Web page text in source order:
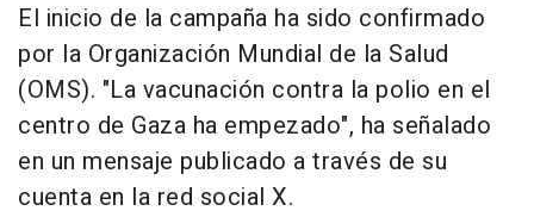
El inicio de la campaña ha sido confirmado
por la Organización Mundial de la Salud
(OMS). "La vacunación contra la polio en el
centro de Gaza ha empezado", ha señalado
en un mensaje publicado a través de su
cuenta en la red social X.